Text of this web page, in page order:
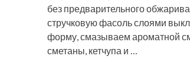
без предварительного
стручковую фасоль слоями
форму, смазываем ароматной
сметаны, кетчупа и …